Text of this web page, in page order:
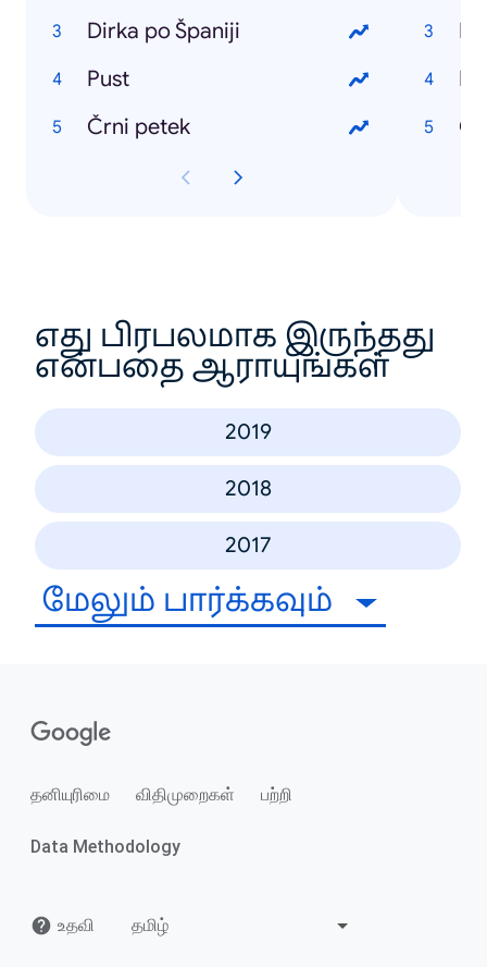
Dirka po Španiji
Pust
Črni petek
எது பிரபலமாக இருந்தது
என்பதை ஆராயுங்கள்
2019
2018
2017
மேலும் பார்க்கவும்
தனியுரிமை விதிமுறைகள் பற்றி
Data Methodology
உதவி